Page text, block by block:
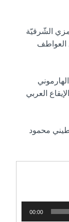
الشّرقيّة
العواطف
العربي
محمود
00:00